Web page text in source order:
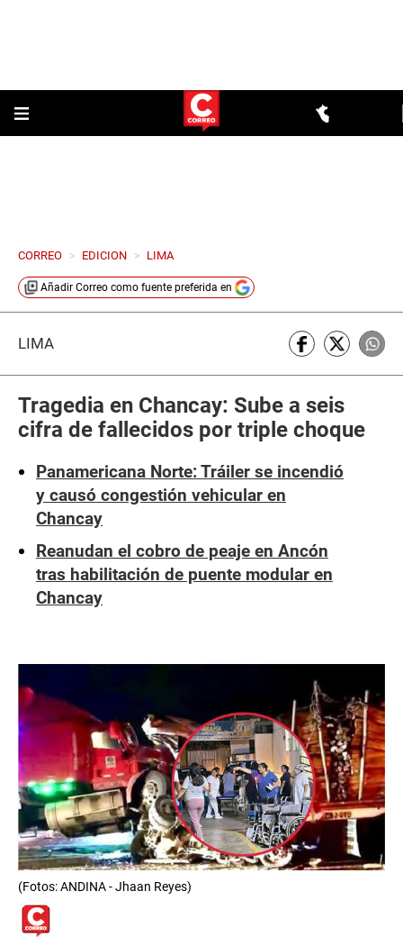
CORREO > EDICION > LIMA
Añadir Correo como fuente preferida en
LIMA
Tragedia en Chancay: Sube a seis
cifra de fallecidos por triple choque
Panamericana Norte: Tráiler se incendió
y causó congestión vehicular en
Chancay
Reanudan el cobro de peaje en Ancón
tras habilitación de puente modular en
Chancay
(Fotos: ANDINA - Jhaan Reyes)